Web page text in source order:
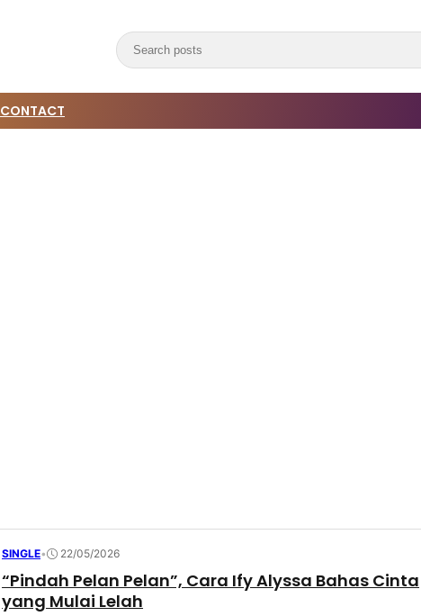
CONTACT
SINGLE• 22/05/2026
“Pindah Pelan Pelan”, Cara Ify Alyssa Bahas Cinta
yang Mulai Lelah